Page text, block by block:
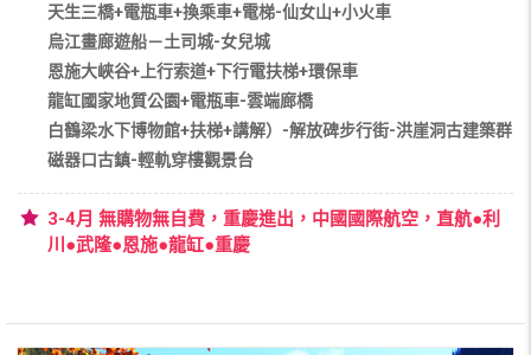
天生三橋+電瓶車+換乘車+電梯-仙女山+小火車
烏江畫廊遊船－土司城-女兒城
恩施大峽谷+上行索道+下行電扶梯+環保車
龍缸國家地質公園+電瓶車-雲端廊橋
白鶴梁水下博物館+扶梯+講解）-解放碑步行街-洪崖洞古建築群
磁器口古鎮-輕軌穿樓觀景台
3-4月 無購物無自費，重慶進出，中國國際航空，直航●利
川●武隆●恩施●龍缸●重慶